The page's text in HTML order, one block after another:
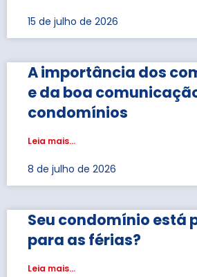
15 de julho de 2026
A importância dos
e da boa
condomínios
Leia mais...
8 de julho de 2026
Seu condomínio está
para as férias?
Leia mais...